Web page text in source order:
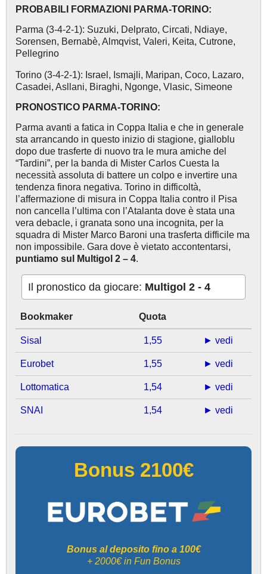
PROBABILI FORMAZIONI PARMA-TORINO:
Parma (3-4-2-1): Suzuki, Delprato, Circati, Ndiaye,
Sorensen, Bernabè, Almqvist, Valeri, Keita, Cutrone,
Pellegrino
Torino (3-4-2-1): Israel, Ismajli, Maripan, Coco, Lazaro,
Casadei, Asllani, Biraghi, Ngonge, Vlasic, Simeone
PRONOSTICO PARMA-TORINO:
Parma avanti a fatica in Coppa Italia e che in generale
sta arrancando in questo inizio di stagione, gialloblu
dopo due trasferte di nuovo tra le mura amiche del
“Tardini”, per la banda di Mister Carlos Cuesta la
necessità assoluta di battere un colpo e invertire una
tendenza finora negativa. Torino in difficoltà,
l’affermazione di misura in Coppa Italia contro il Pisa
non cancella l’ultima con l’Atalanta dove è stata una
vera debacle, i granata sono una incognita, per la
squadra di Mister Marco Baroni una trasferta difficile ma
non impossibile. Gara dove è vietato accontentarsi,
puntiamo sul Multigol 2 – 4.
Il pronostico da giocare: Multigol 2 - 4
Bookmaker Quota
Sisal 1,55 ► vedi
Eurobet 1,55 ► vedi
Lottomatica 1,54 ► vedi
SNAI 1,54 ► vedi
Bonus 2100€
Bonus al deposito fino a 100€
+ 2000€ in Fun Bonus